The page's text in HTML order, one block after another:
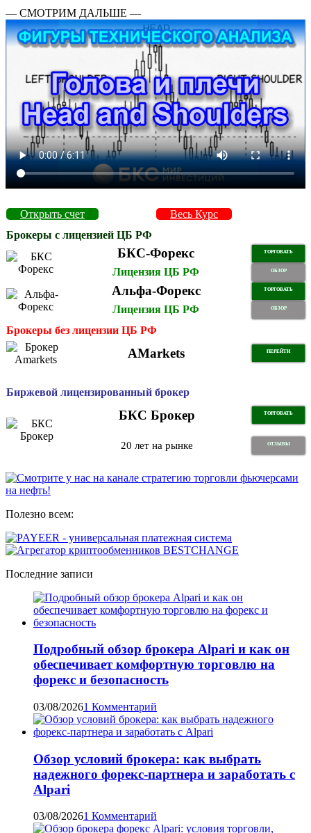
— СМОТРИМ ДАЛЬШЕ —
Открыть счет
Весь Курс
Брокеры с лицензией ЦБ РФ
БКС-Форекс ТОРГОВАТЬ
Лицензия ЦБ РФ ОБЗОР
Альфа-Форекс ТОРГОВАТЬ
Лицензия ЦБ РФ ОБЗОР
Брокеры без лицензии ЦБ РФ
AMarkets ПЕРЕЙТИ
Биржевой лицензированный брокер
БКС Брокер ТОРГОВАТЬ
20 лет на рынке ОТЗЫВЫ
Полезно всем:
Последние записи
Подробный обзор брокера Alpari и как он
обеспечивает комфортную торговлю на
форекс и безопасность
03/08/20261 Комментарий
Обзор условий брокера: как выбрать
надежного форекс-партнера и заработать с
Alpari
03/08/20261 Комментарий